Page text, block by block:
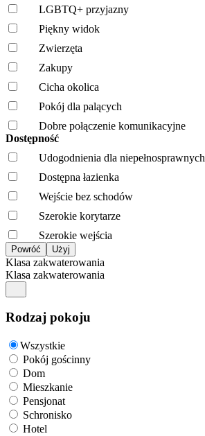
LGBTQ+ przyjazny
Piękny widok
Zwierzęta
Zakupy
Cicha okolica
Pokój dla palących
Dobre połączenie komunikacyjne
Dostępność
Udogodnienia dla niepełnosprawnych
Dostępna łazienka
Wejście bez schodów
Szerokie korytarze
Szerokie wejścia
Klasa zakwaterowania
Klasa zakwaterowania
Rodzaj pokoju
Wszystkie
Pokój gościnny
Dom
Mieszkanie
Pensjonat
Schronisko
Hotel